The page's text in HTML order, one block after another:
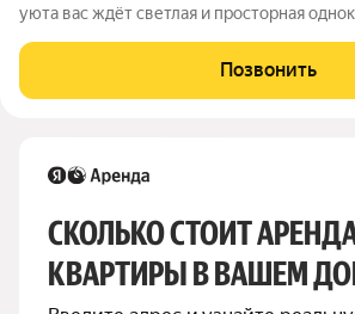
уюта вас ждёт светлая и просторная однокомнатная квартира
составляет 40 квадратных метров, из
жилая площадь, а 12
Позвонить
СКОЛЬКО СТОИТ
КВАРТИРЫ В ВАШЕМ